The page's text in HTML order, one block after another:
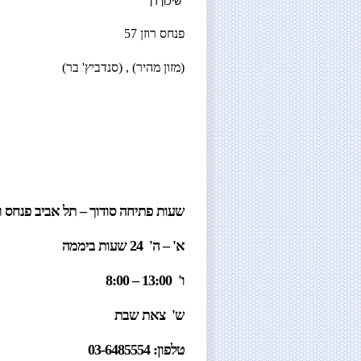
פנחס רוזן 57
(מזון מהיר) , (סנדביץ' בר)
שעות פתיחה סודוך – תל אביב פנחס
א' – ה' 24 שעות ביממה
ו' 13:00 – 8:00
ש' צאת שבת
טלפון: 03-6485554